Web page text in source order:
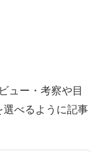
ュー・考察や目
選べるように記事